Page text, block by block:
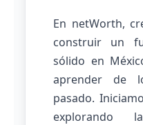
En netWorth,
construir un
sólido en
aprender de
pasado.
explorando